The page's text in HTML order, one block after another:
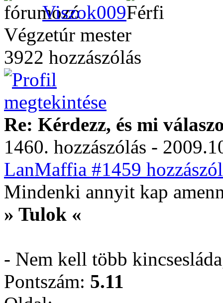
Viszok009
Végzetúr mester
3922 hozzászólás
Re: Kérdezz, és mi
1460. hozzászólás -
LanMaffia #1459
Mindenki annyit kap
» Tulok «
- Nem kell több
Pontszám: 5.11